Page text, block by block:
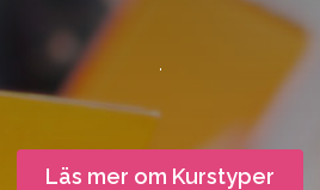
.
Läs mer om Kurstyper